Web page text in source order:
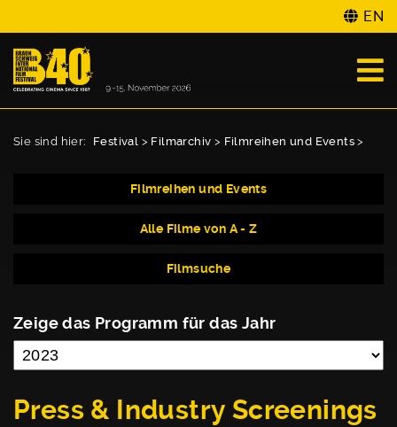
EN
Sie sind hier: Festival > Filmarchiv > Filmreihen und Events >
Filmreihen und Events
Alle Filme von A - Z
Filmsuche
Zeige das Programm für das Jahr
Press & Industry Screenings